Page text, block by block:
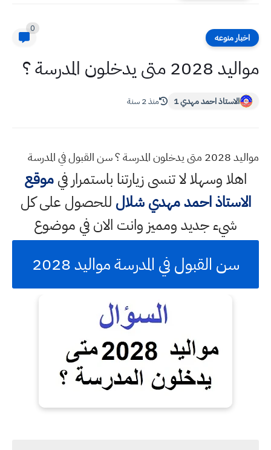
اخبار منوعه
0
مواليد 2028 متى يدخلون المدرسة ؟
الاستاذ احمد مهدي 1 منذ 2 سنة
مواليد 2028 متى يدخلون المدرسة ؟ سن القبول في المدرسة
اهلا وسهلالا تنسى زيارتنا باستمرار فيموقع
الاستاذ احمد مهدي شلال للحصول على كل
شيء جديد ومميز وانت الان في موضوع
سن القبول في المدرسة مواليد 2028